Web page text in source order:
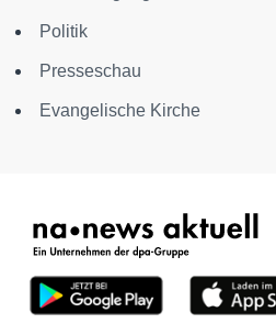
Politik
Presseschau
Evangelische Kirche